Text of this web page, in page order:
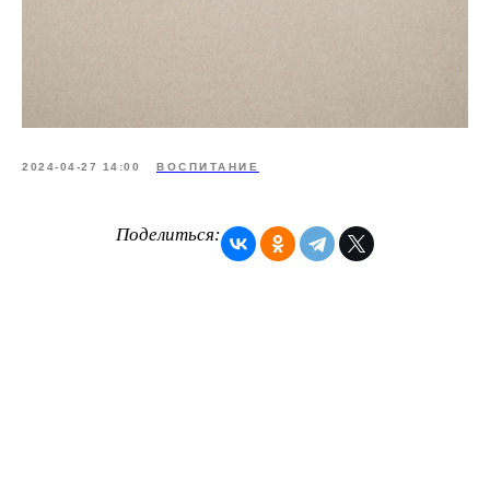
2024-04-27 14:00 ВОСПИТАНИЕ
Поделиться: